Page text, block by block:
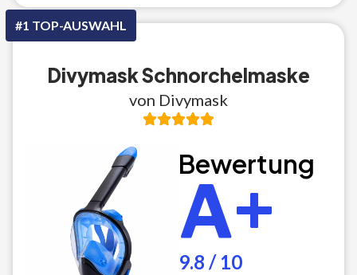
#1 TOP-AUSWAHL
Divymask Schnorchelmaske
von Divymask
Bewertung
A+
9.8 / 10